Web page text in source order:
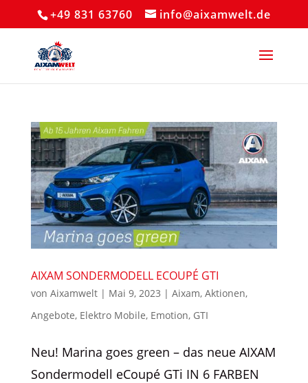
+49 831 63760 info@aixamwelt.de
AIXAM SONDERMODELL ECOUPÉ GTI
von Aixamwelt| Mai 9, 2023 | Aixam, Aktionen,
Angebote, Elektro Mobile, Emotion, GTI
Neu! Marina goes green – das neue AIXAM
Sondermodell eCoupé GTi IN 6 FARBEN